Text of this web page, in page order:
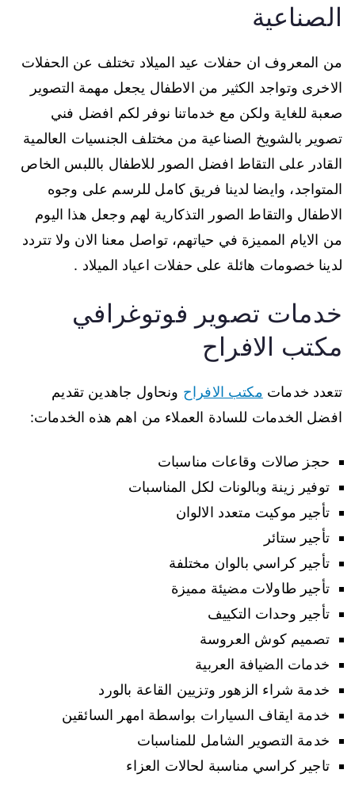
الصناعية
من المعروف ان حفلات عيد الميلاد تختلف عن الحفلات
الاخرى وتواجد الكثير من الاطفال يجعل مهمة التصوير
صعبة للغاية ولكن مع خدماتنا نوفر لكم افضل فني
تصوير بالشويخ الصناعية من مختلف الجنسيات العالمية
القادر على التقاط افضل الصور للاطفال باللبس الخاص
المتواجد، وايضا لدينا فريق كامل للرسم على وجوه
الاطفال والتقاط الصور التذكارية لهم وجعل هذا اليوم
من الايام المميزة في حياتهم، تواصل معنا الان ولا تتردد
لدينا خصومات هائلة على حفلات اعياد الميلاد .
خدمات تصوير فوتوغرافي
مكتب الافراح
تتعدد خدمات مكتب الافراح ونحاول جاهدين تقديم
افضل الخدمات للسادة العملاء من اهم هذه الخدمات:
حجز صالات وقاعات مناسبات
توفير زينة وبالونات لكل المناسبات
تأجير موكيت متعدد الالوان
تأجير ستائر
تأجير كراسي بالوان مختلفة
تأجير طاولات مضيئة مميزة
تأجير وحدات التكييف
تصميم كوش العروسة
خدمات الضيافة العربية
خدمة شراء الزهور وتزيين القاعة بالورد
خدمة ايقاف السيارات بواسطة امهر السائقين
خدمة التصوير الشامل للمناسبات
تاجير كراسي مناسبة لحالات العزاء